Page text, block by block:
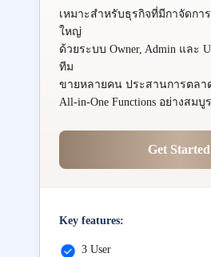
เหมาะสำหรับธุรกิจที่มีกาจัดกา
ใหญ่
ด้วยระบบ Owner, Admin และ
ทีม
ขายหลายคน ประสานการตลา
All-in-One Functions อย่างสม
Get Started
Key features:
3 User